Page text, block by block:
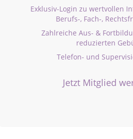
Exklusiv-Login zu wertvollen
Berufs-, Fach-,
Zahlreiche Aus- &
reduzierten
Telefon- und
Jetzt Mitglied